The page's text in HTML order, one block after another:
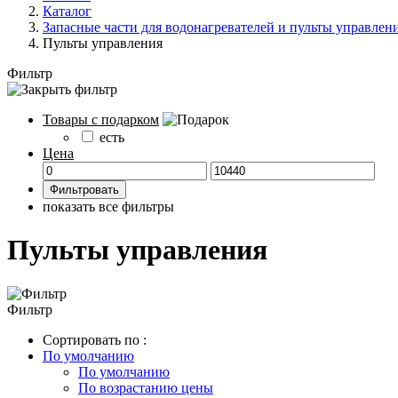
Каталог
Запасные части для водонагревателей и пульты
Пульты управления
Фильтр
Товары с подарком
есть
Цена
показать все фильтры
Пульты управления
Фильтр
Сортировать по :
По умолчанию
По умолчанию
По возрастанию цены